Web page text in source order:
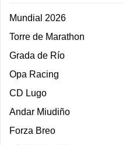
Mundial 2026
Torre de Marathon
Grada de Río
Opa Racing
CD Lugo
Andar Miudiño
Forza Breo